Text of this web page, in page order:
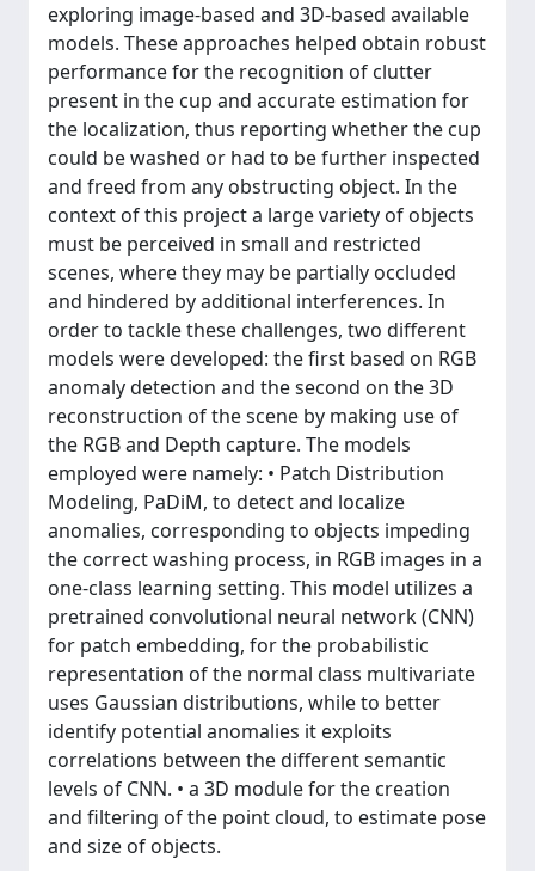
exploring image-based and 3D-based available
models. These approaches helped obtain robust
performance for the recognition of clutter
present in the cup and accurate estimation for
the localization, thus reporting whether the cup
could be washed or had to be further inspected
and freed from any obstructing object. In the
context of this project a large variety of objects
must be perceived in small and restricted
scenes, where they may be partially occluded
and hindered by additional interferences. In
order to tackle these challenges, two different
models were developed: the first based on RGB
anomaly detection and the second on the 3D
reconstruction of the scene by making use of
the RGB and Depth capture. The models
employed were namely: • Patch Distribution
Modeling, PaDiM, to detect and localize
anomalies, corresponding to objects impeding
the correct washing process, in RGB images in a
one-class learning setting. This model utilizes a
pretrained convolutional neural network (CNN)
for patch embedding, for the probabilistic
representation of the normal class multivariate
uses Gaussian distributions, while to better
identify potential anomalies it exploits
correlations between the different semantic
levels of CNN. • a 3D module for the creation
and filtering of the point cloud, to estimate pose
and size of objects.